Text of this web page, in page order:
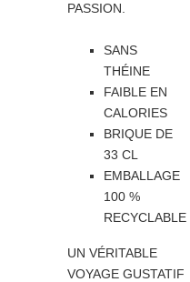
PASSION.
SANS
THÉINE
FAIBLE EN
CALORIES
BRIQUE DE
33 CL
EMBALLAGE
100 %
RECYCLABLE
UN VÉRITABLE
VOYAGE GUSTATIF